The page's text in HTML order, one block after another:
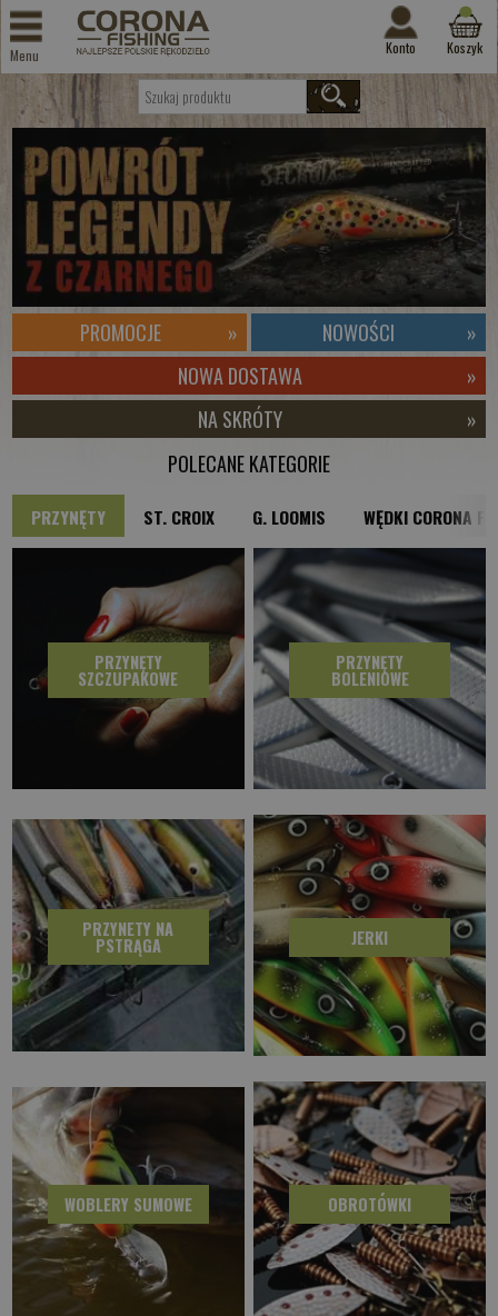
Menu Konto Koszyk
PROMOCJE » NOWOŚCI
»
NOWA DOSTAWA
»
NA SKRÓTY
»
POLECANE KATEGORIE
PRZYNĘTY ST. CROIX G. LOOMIS WĘDKI CORONA
PRZYNĘTY
SZCZUPAKOWE
PRZYNĘTY
BOLENIOWE
PRZYNETY NA
PSTRĄGA JERKI
WOBLERY SUMOWE OBROTÓWKI